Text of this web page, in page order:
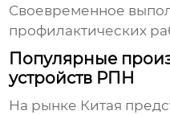
Своевременное
профилактических
Популярные
устройств РПН
На рынке Китая